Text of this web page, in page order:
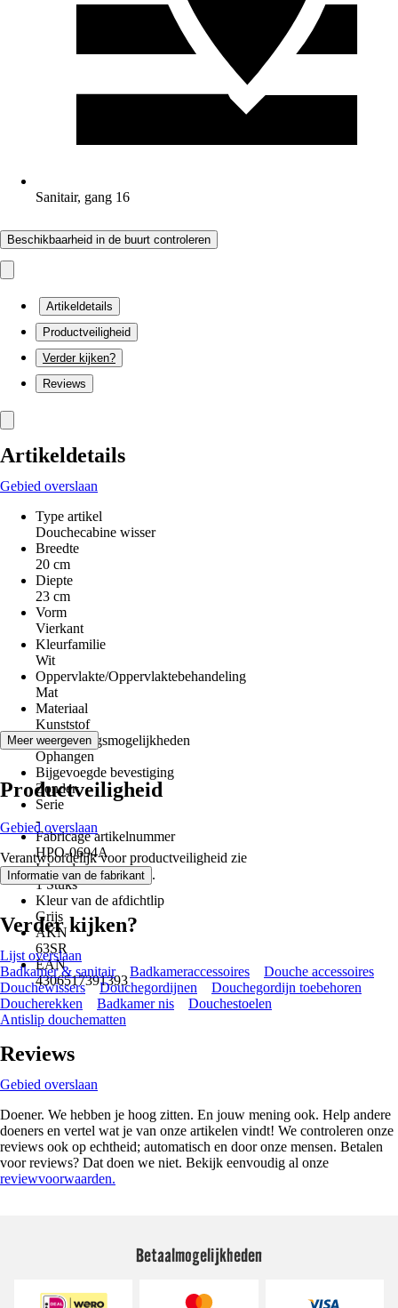
Sanitair, gang 16
Beschikbaarheid in de buurt controleren
Artikeldetails
Productveiligheid
Verder kijken?
Reviews
Artikeldetails
Gebied overslaan
Type artikel
Douchecabine wisser
Breedte
20 cm
Diepte
23 cm
Vorm
Vierkant
Kleurfamilie
Wit
Oppervlakte/Oppervlaktebehandeling
Mat
Materiaal
Kunststof
Bevestigingsmogelijkheden
Ophangen
Bijgevoegde bevestiging
Zonder
Serie
-
Fabricage artikelnummer
HPO-0694A
Inhoud
1 Stuks
Kleur van de afdichtlip
Grijs
AKN
63SR
EAN
4306517391393
Meer weergeven
Productveiligheid
Gebied overslaan
Verantwoordelijk voor productveiligheid zie
Informatie van de fabrikant .
Verder kijken?
Lijst overslaan
Badkamer & sanitair
Badkameraccessoires
Douche accessoires
Douchewissers
Douchegordijnen
Douchegordijn toebehoren
Doucherekken
Badkamer nis
Douchestoelen
Antislip douchematten
Reviews
Gebied overslaan
Doener. We hebben je hoog zitten. En jouw mening ook. Help andere
doeners en vertel wat je van onze artikelen vindt! We controleren onze
reviews ook op echtheid; automatisch en door onze mensen. Betalen
voor reviews? Dat doen we niet. Bekijk eenvoudig al onze
reviewvoorwaarden.
Betaalmogelijkheden